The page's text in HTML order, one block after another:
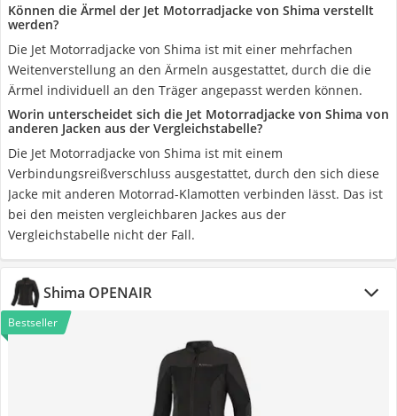
Können die Ärmel der Jet Motorradjacke von Shima verstellt
werden?
Die Jet Motorradjacke von Shima ist mit einer mehrfachen
Weitenverstellung an den Ärmeln ausgestattet, durch die die
Ärmel individuell an den Träger angepasst werden können.
Worin unterscheidet sich die Jet Motorradjacke von Shima von
anderen Jacken aus der Vergleichstabelle?
Die Jet Motorradjacke von Shima ist mit einem
Verbindungsreißverschluss ausgestattet, durch den sich diese
Jacke mit anderen Motorrad-Klamotten verbinden lässt. Das ist
bei den meisten vergleichbaren Jackes aus der
Vergleichstabelle nicht der Fall.
Shima OPENAIR
Bestseller